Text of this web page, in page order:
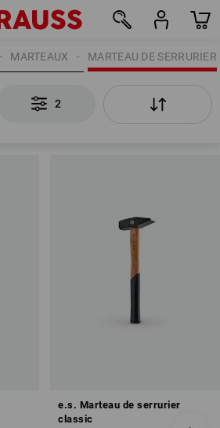
MARTEAU DE SERRURIER
MARTEAUX
2
e.s. Marteau de serrurier
classic